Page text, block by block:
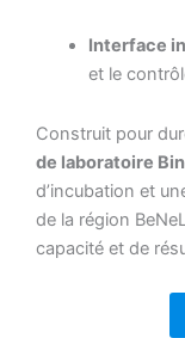
Interface
et le
Construit pour
de laboratoire
d’incubation et
de la région
capacité et de